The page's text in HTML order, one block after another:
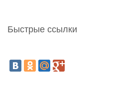
Быстрые ссылки